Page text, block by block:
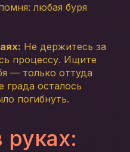
любая буря
Не держитесь за
процессу. Ищите
— только оттуда
града осталось
погибнуть.
руках: